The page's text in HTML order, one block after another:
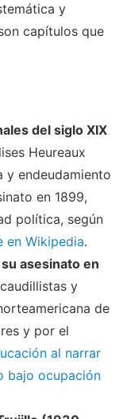
y
capítulos que
del siglo XIX
Heureaux
y endeudamiento
en 1899,
política, según
en Wikipedia.
asesinato en
y
de
y por el
al narrar
bajo ocupación